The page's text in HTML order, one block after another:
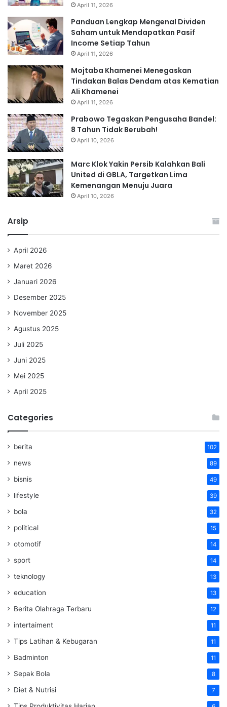
April 11, 2026
Panduan Lengkap Mengenal Dividen
Saham untuk Mendapatkan Pasif
Income Setiap Tahun
April 11, 2026
Mojtaba Khamenei Menegaskan
Tindakan Balas Dendam atas Kematian
Ali Khamenei
April 11, 2026
Prabowo Tegaskan Pengusaha Bandel:
8 Tahun Tidak Berubah!
April 10, 2026
Marc Klok Yakin Persib Kalahkan Bali
United di GBLA, Targetkan Lima
Kemenangan Menuju Juara
April 10, 2026
Arsip
April 2026
Maret 2026
Januari 2026
Desember 2025
November 2025
Agustus 2025
Juli 2025
Juni 2025
Mei 2025
April 2025
Categories
berita 102
news 89
bisnis 49
lifestyle 39
bola 32
political 15
otomotif 14
sport 14
teknology 13
education 13
Berita Olahraga Terbaru 12
intertaiment 11
Tips Latihan & Kebugaran 11
Badminton 11
Sepak Bola 8
Diet & Nutrisi 7